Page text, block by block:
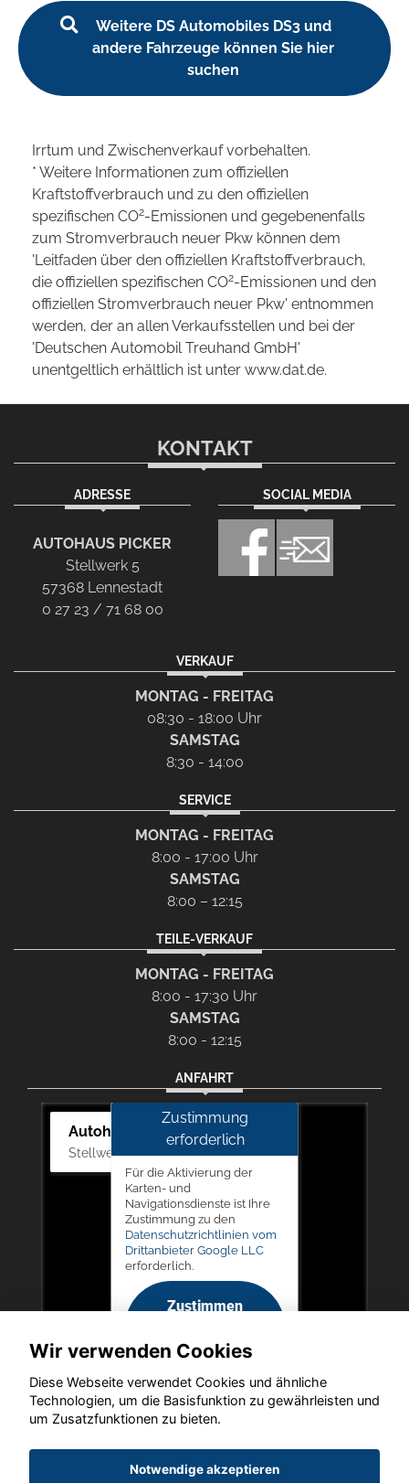
Weitere DS Automobiles DS3 und
andere Fahrzeuge können Sie hier
suchen
Irrtum und Zwischenverkauf vorbehalten.
* Weitere Informationen zum offiziellen
Kraftstoffverbrauch und zu den offiziellen
spezifischen CO2-Emissionen und gegebenenfalls
zum Stromverbrauch neuer Pkw können dem
'Leitfaden über den offiziellen Kraftstoffverbrauch,
die offiziellen spezifischen CO2-Emissionen und den
offiziellen Stromverbrauch neuer Pkw' entnommen
werden, der an allen Verkaufsstellen und bei der
'Deutschen Automobil Treuhand GmbH'
unentgeltlich erhältlich ist unter www.dat.de.
KONTAKT
ADRESSE
AUTOHAUS PICKER
Stellwerk 5
57368 Lennestadt
0 27 23 / 71 68 00
SOCIAL MEDIA
VERKAUF
MONTAG - FREITAG
08:30 - 18:00 Uhr
SAMSTAG
8:30 - 14:00
SERVICE
MONTAG - FREITAG
8:00 - 17:00 Uhr
SAMSTAG
8:00 – 12:15
TEILE-VERKAUF
MONTAG - FREITAG
8:00 - 17:30 Uhr
SAMSTAG
8:00 - 12:15
ANFAHRT
Autohaus Picker
Stellwerk 5, 57368 Lennestadt
Zustimmung
erforderlich
Für die Aktivierung der
Karten- und
Navigationsdienste ist Ihre
Zustimmung zu den
Datenschutzrichtlinien vom
Drittanbieter Google LLC
erforderlich.
Zustimmen
aktivieren
Copyright © 2026. Autohaus Picker
Wir verwenden Cookies
Diese Webseite verwendet Cookies und ähnliche
Technologien, um die Basisfunktion zu gewährleisten und
um Zusatzfunktionen zu bieten.
Notwendige akzeptieren